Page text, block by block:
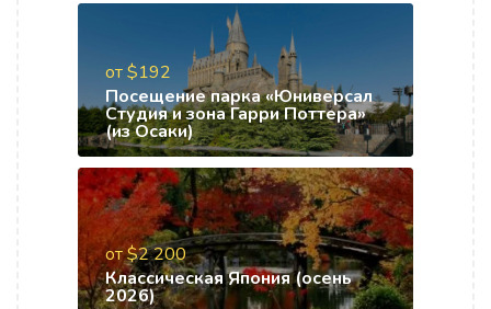
от $192
Посещение парка «Юниверсал
Студия и зона Гарри Поттера»
(из Осаки)
от $2 200
Классическая Япония (осень
2026)